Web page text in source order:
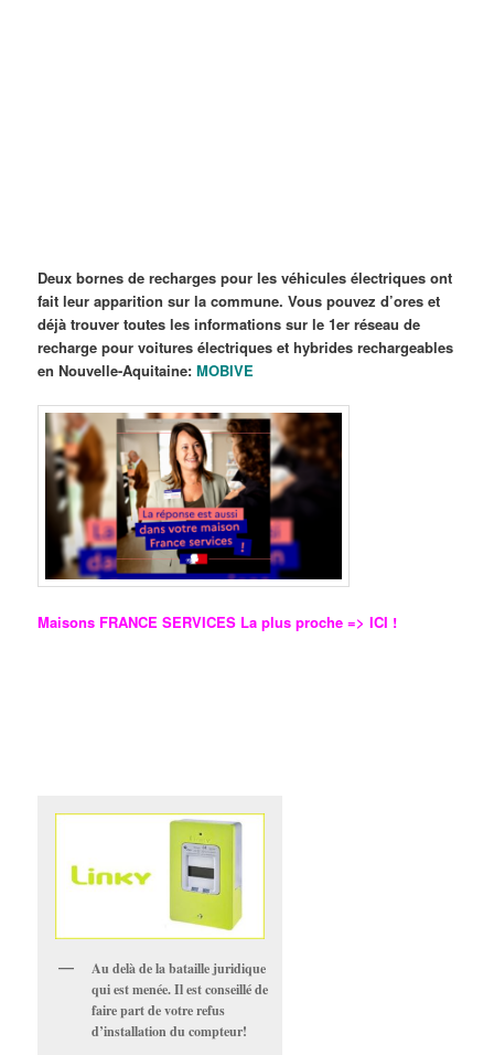
Deux bornes de recharges pour les véhicules électriques ont
fait leur apparition sur la commune. Vous pouvez d’ores et
déjà trouver toutes les informations sur le 1er réseau de
recharge pour voitures électriques et hybrides rechargeables
en Nouvelle-Aquitaine:MOBIVE
Maisons FRANCE SERVICES La plus proche => ICI !
Au delà de la bataille juridique
qui est menée. Il est conseillé de
faire part de votre refus
d’installation du compteur!